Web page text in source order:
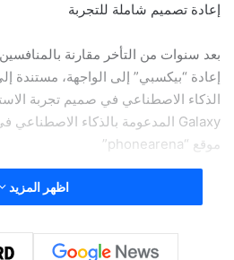
إعادة تصميم شاملة للتجربة
بعد سنوات من التأخر مقارنة
إعادة “بيكسبي” إلى الواجهة، مستندة
الذكاء الاصطناعي في صميم تجربة
موقع “phonearena”
اظهر المزيد